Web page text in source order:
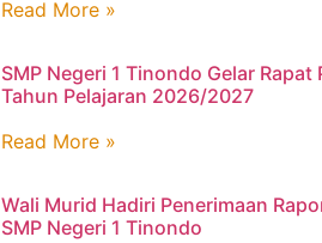
Read More »
SMP Negeri 1 Tinondo Gelar
Tahun Pelajaran 2026/2027
Read More »
Wali Murid Hadiri Penerimaan
SMP Negeri 1 Tinondo